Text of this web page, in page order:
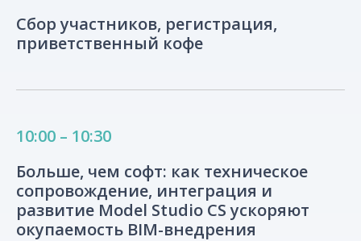
Сбор участников, регистрация,
приветственный кофе
10:00 – 10:30
Больше, чем софт: как техническое
сопровождение, интеграция и
развитие Model Studio CS ускоряют
окупаемость BIM-внедрения